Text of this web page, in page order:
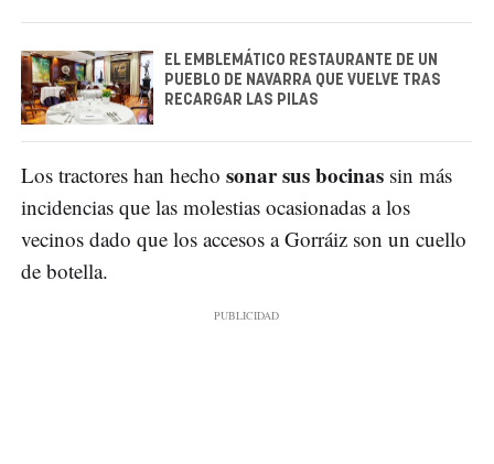
EL EMBLEMÁTICO RESTAURANTE DE UN
PUEBLO DE NAVARRA QUE VUELVE TRAS
RECARGAR LAS PILAS
Los tractores han hecho sonar sus bocinas sin más
incidencias que las molestias ocasionadas a los
vecinos dado que los accesos a Gorráiz son un cuello
de botella.